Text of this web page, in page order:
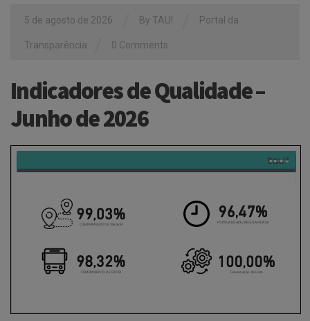
5 de agosto de 2026 By TAU! Portal da
Transparência 0 Comments
Indicadores de Qualidade –
Junho de 2026